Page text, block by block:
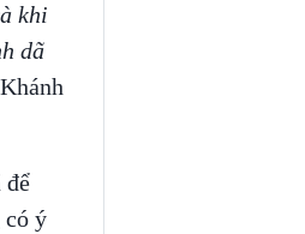
khi
dã
để
có ý